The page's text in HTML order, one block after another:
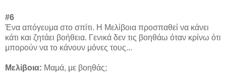
#6
Ένα απόγευμα στο σπίτι. Η Μελίβοια προσπαθεί να κάνει
κάτι και ζητάει βοήθεια. Γενικά δεν τις βοηθάω όταν κρίνω ότι
μπορούν να το κάνουν μόνες τους...
Μελίβοια: Μαμά, με βοηθάς;